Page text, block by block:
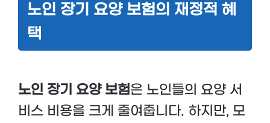
노인 장기 요양 보험의 재정적 혜
택
노인 장기 요양 보험은 노인들의 요양 서
비스 비용을 크게 줄여줍니다. 하지만, 모